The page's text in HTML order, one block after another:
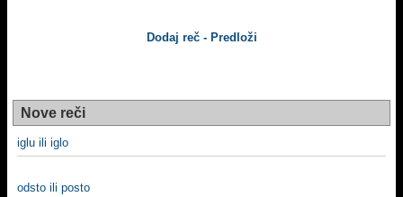
Dodaj reč - Predloži
Nove reči
iglu ili iglo
odsto ili posto